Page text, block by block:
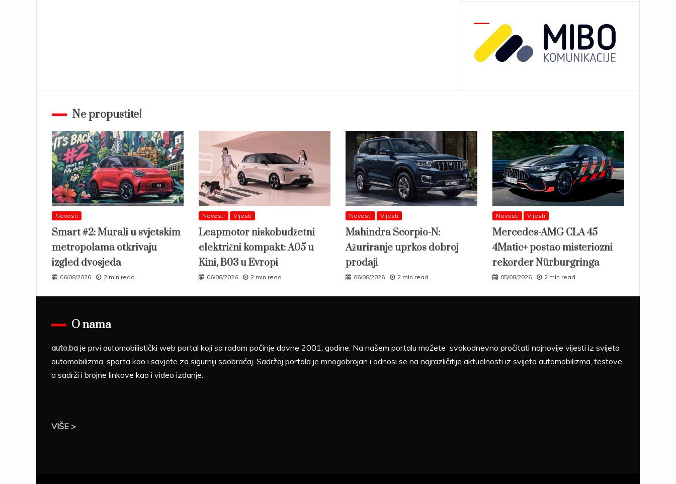
Ne propustite!
Novosti
Smart #2: Murali u svjetskim
metropolama otkrivaju
izgled dvosjeda
06/08/2026 2 min read
Novosti Vijesti
Leapmotor niskobudžetni
električni kompakt: A05 u
Kini, B03 u Evropi
06/08/2026 2 min read
Novosti Vijesti
Mahindra Scorpio-N:
Ažuriranje uprkos dobroj
prodaji
06/08/2026 2 min read
Novosti Vijesti
Mercedes-AMG CLA 45
4Matic+ postao misteriozni
rekorder Nürburgringa
05/08/2026 2 min read
O nama
auto.ba je prvi automobilistički web portal koji sa radom počinje davne 2001. godine. Na našem portalu možete svakodnevno pročitati najnovije vijesti iz svijeta
automobilizma, sporta kao i savjete za sigurniji saobraćaj. Sadržaj portala je mnogobrojan i odnosi se na najrazličitije aktuelnosti iz svijeta automobilizma, testove,
a sadrži i brojne linkove kao i video izdanje.
VIŠE >